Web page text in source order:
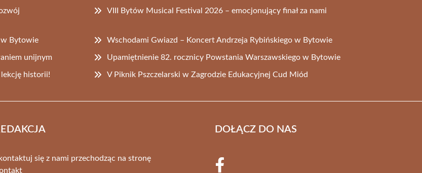
VIII Bytów Musical Festival 2026 – emocjonujący finał za nami
w Bytowie Wschodami Gwiazd – Koncert Andrzeja Rybińskiego w Bytowie
unijnym Upamiętnienie 82. rocznicy Powstania Warszawskiego w Bytowie
lekcję historii! V Piknik Pszczelarski w Zagrodzie Edukacyjnej Cud Miód
się z nami przechodząc na stronę
DOŁĄCZ DO NAS